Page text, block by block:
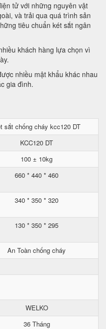
tử với những nguyên vật
và trải qua quá trình sản
tiêu chuẩn két sắt ngân
khách hàng lựa chọn vì
nhiều mật khẩu khác nhau
gia đình.
sắt chống cháy kcc120 DT
KCC120 DT
100 ± 10kg
660 * 440 * 460
340 * 350 * 320
130 * 350 * 295
An Toàn chống cháy
WELKO
36 Tháng